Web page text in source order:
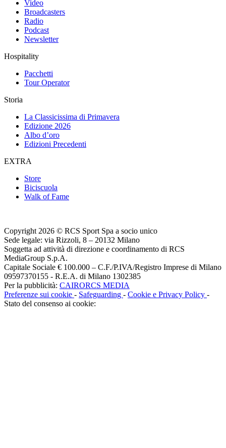
Video
Broadcasters
Radio
Podcast
Newsletter
Hospitality
Pacchetti
Tour Operator
Storia
La Classicissima di Primavera
Edizione 2026
Albo d’oro
Edizioni Precedenti
EXTRA
Store
Biciscuola
Walk of Fame
Copyright 2026 © RCS Sport Spa a socio unico
Sede legale: via Rizzoli, 8 – 20132 Milano
Soggetta ad attività di direzione e coordinamento di RCS
MediaGroup S.p.A.
Capitale Sociale € 100.000 – C.F./P.IVA/Registro Imprese di Milano
09597370155 - R.E.A. di Milano 1302385
Per la pubblicità: CAIRORCS MEDIA
Preferenze sui cookie - Safeguarding - Cookie e Privacy Policy -
Stato del consenso ai cookie: